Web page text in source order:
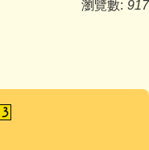
瀏覽數: 917